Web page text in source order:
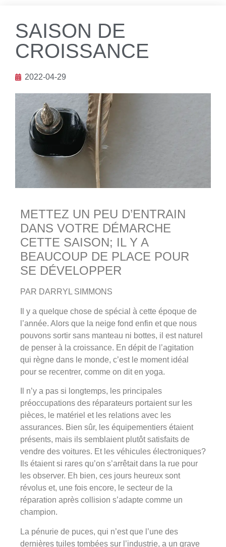
SAISON DE
CROISSANCE
2022-04-29
METTEZ UN PEU D’ENTRAIN
DANS VOTRE DÉMARCHE
CETTE SAISON; IL Y A
BEAUCOUP DE PLACE POUR
SE DÉVELOPPER
PAR DARRYL SIMMONS
Il y a quelque chose de spécial à cette époque de
l’année. Alors que la neige fond enfin et que nous
pouvons sortir sans manteau ni bottes, il est naturel
de penser à la croissance. En dépit de l’agitation
qui règne dans le monde, c’est le moment idéal
pour se recentrer, comme on dit en yoga.
Il n’y a pas si longtemps, les principales
préoccupations des réparateurs portaient sur les
pièces, le matériel et les relations avec les
assurances. Bien sûr, les équipementiers étaient
présents, mais ils semblaient plutôt satisfaits de
vendre des voitures. Et les véhicules électroniques?
Ils étaient si rares qu’on s’arrêtait dans la rue pour
les observer. Eh bien, ces jours heureux sont
révolus et, une fois encore, le secteur de la
réparation après collision s’adapte comme un
champion.
La pénurie de puces, qui n’est que l’une des
dernières tuiles tombées sur l’industrie, a un grave